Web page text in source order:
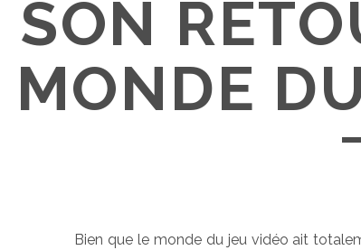
SON
MONDE
Bien que le monde du jeu vidéo ait